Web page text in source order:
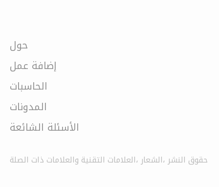
حول
إضافة عمل
الحاسبات
المدونات
الأسئلة الشائعة
حقوق النشر ،الشعار ،العلامات التقنية والعلامات ذات الصلة